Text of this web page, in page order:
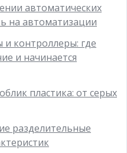
автоматических
на автоматизации
контроллеры: где
и начинается
пластика: от серых
разделительные